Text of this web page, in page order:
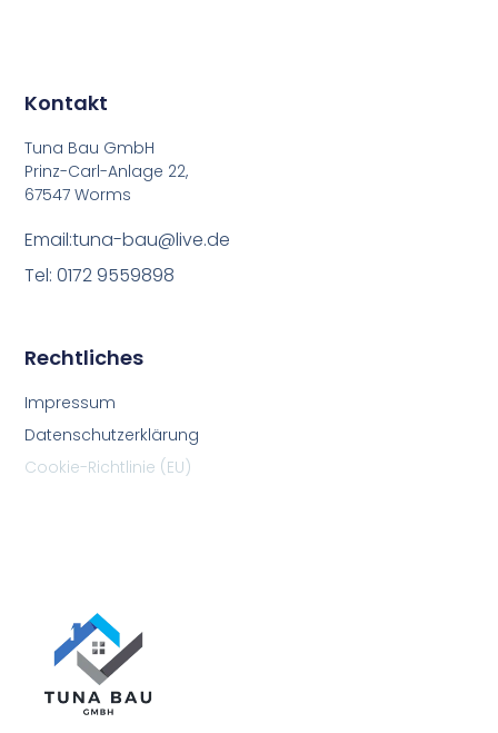
Rechtliches
Impressum
Datenschutzerklärung
Cookie-Richtlinie (EU)
Kontakt
Tuna Bau GmbH
Prinz-Carl-Anlage 22,
67547 Worms
Email:tuna-bau@live.de
Tel: 0172 9559898